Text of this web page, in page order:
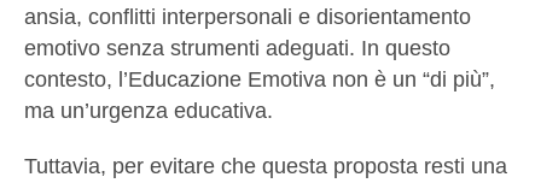
ansia, conflitti interpersonali e disorientamento
emotivo senza strumenti adeguati. In questo
contesto, l’Educazione Emotiva non è un “di più”,
ma un’urgenza educativa.
Tuttavia, per evitare che questa proposta resti una